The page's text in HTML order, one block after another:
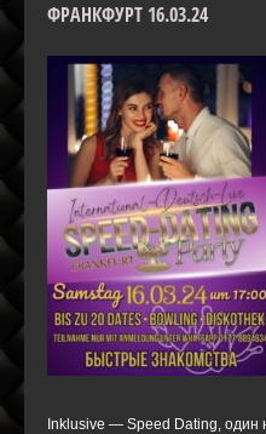
ФРАНКФУРТ 16.03.24
Inklusive — Speed Dating, один